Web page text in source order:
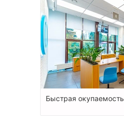
Быстрая окупаемость